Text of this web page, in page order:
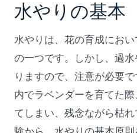
水やりの基本
水やりは、花の育成にお
の一つです。しかし、過
りますので、注意が必要
内でラベンダーを育てた
てしまい、残念ながら枯